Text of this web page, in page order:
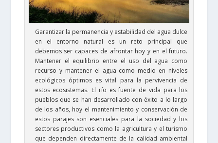
Garantizar la permanencia y estabilidad del agua dulce
en el entorno natural es un reto principal que
debemos ser capaces de afrontar hoy y en el futuro.
Mantener el equilibrio entre el uso del agua como
recurso y mantener el agua como medio en niveles
ecológicos óptimos es vital para la pervivencia de
estos ecosistemas. El río es fuente de vida para los
pueblos que se han desarrollado con éxito a lo largo
de los años, hoy el mantenimiento y conservación de
estos parajes son esenciales para la sociedad y los
sectores productivos como la agricultura y el turismo
que dependen directamente de la calidad ambiental